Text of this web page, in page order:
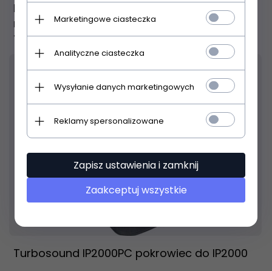
Proel Stage Equipment Rack Flightcase Pro +
rack na mixer SA06BLKM
1 199,00PLN
Turbosound IP2000PC pokrowiec do IP2000
Marketingowe ciasteczka
Analityczne ciasteczka
Wysyłanie danych marketingowych
Reklamy spersonalizowane
Zapisz ustawienia i zamknij
Zaakceptuj wszystkie